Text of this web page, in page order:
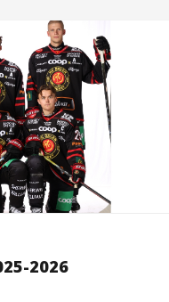
2026